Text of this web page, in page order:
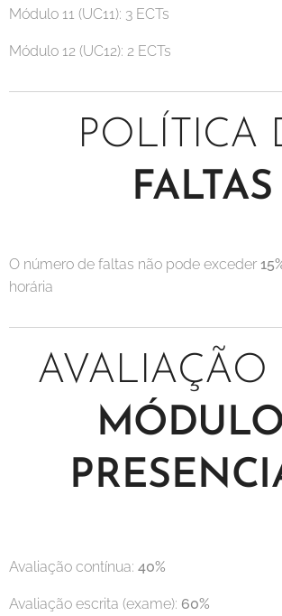
Módulo 11 (UC11): 3 ECTs
Módulo 12 (UC12): 2 ECTs
POLÍTICA
FALTAS
O número de faltas não pode exceder
horária
AVALIAÇÃO
Avaliação contínua: 40%
Avaliação escrita (exame): 60%